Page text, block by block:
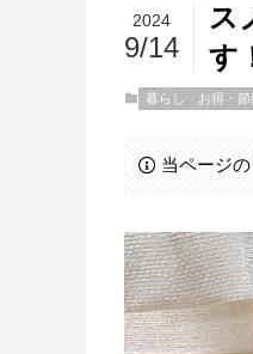
ス
す
2024
9/14
暮らし お得・節
当ページ